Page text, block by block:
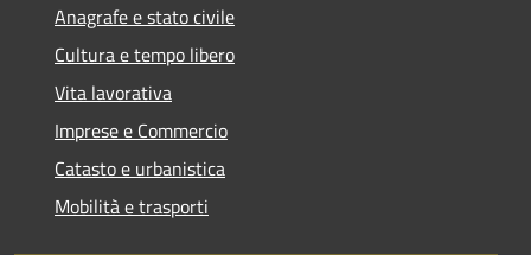
Anagrafe e stato civile
Cultura e tempo libero
Vita lavorativa
Imprese e Commercio
Catasto e urbanistica
Mobilità e trasporti